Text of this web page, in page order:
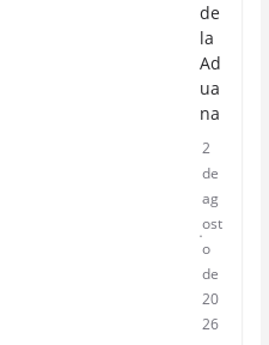
de
la
Ad
ua
na
2
de
ag
ost
o
de
20
26